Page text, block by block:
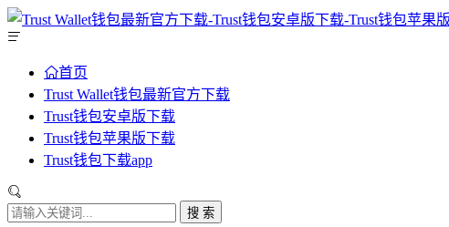
首页
Trust Wallet钱包最新官方下载
Trust钱包安卓版下载
Trust钱包苹果版下载
Trust钱包下载app
搜 索